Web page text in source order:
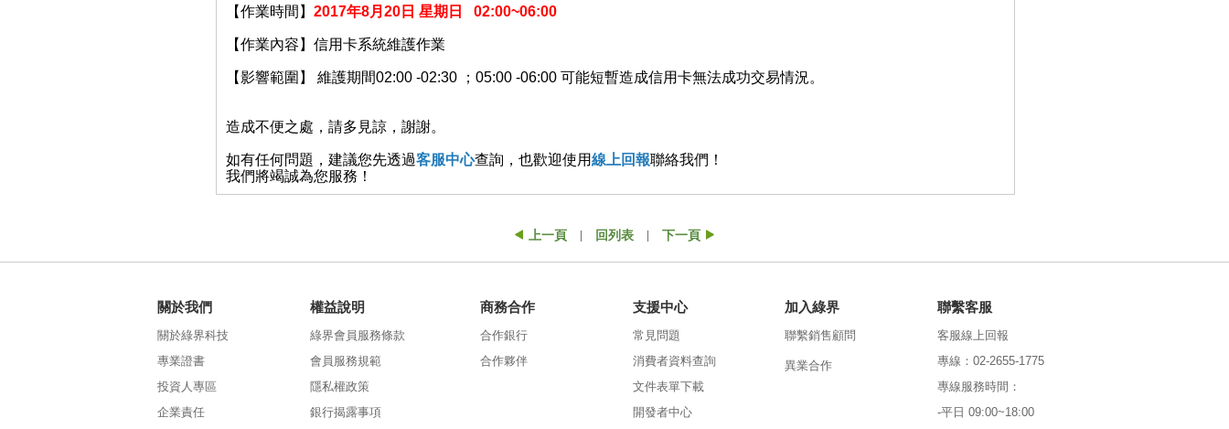
【作業時間】 2017年8月20日 星期日 02:00~06:00
【作業內容】信用卡系統維護作業
【影響範圍】 維護期間02:00 -02:30 ； 05:00 -06:00 可能短暫造成信用卡無法成功交易情況。
造成不便之處，請多見諒，謝謝。
如有任何問題，建議您先透過客服中心查詢，也歡迎使用線上回報聯絡我們！
我們將竭誠為您服務！
上一頁 回列表 下一頁
關於我們
關於綠界科技
專業證書
投資人專區
企業責任
權益說明
綠界會員服務條款
會員服務規範
隱私權政策
銀行揭露事項
商務合作
合作銀行
合作夥伴
支援中心
常見問題
消費者資料查詢
文件表單下載
開發者中心
加入綠界
聯繫銷售顧問
異業合作
聯繫客服
客服線上回報
專線：02-2655-1775
專線服務時間：
-平日 09:00~18:00